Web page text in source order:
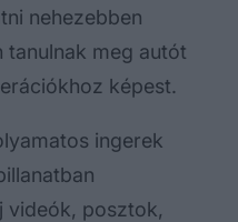
nehezebben
tanulnak meg autót
képest.
ingerek
videók, posztok,